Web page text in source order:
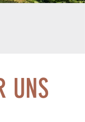
UNS